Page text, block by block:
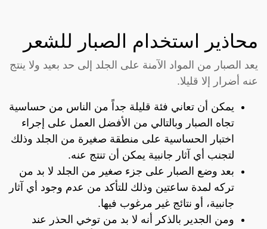
محاذير استخدام الصبار للشعر
يعد الصبار من المواد الآمنة على الجلد إلى حد بعيد ولا ينتج
عنه أضرار إلا قليلا.
يمكن أن تعاني فئة قليلة جداً من الناس من حساسية
تجاه الصبار وبالتالي من الأفضل العمل على إجراء
اختبار الحساسية على منطقة صغيرة من الجلد وذلك
لتجنب أي آثار جانبية يمكن أن تنتج عنه.
بعد وضع الصبار على جزء صغير من الجلد لا بد من
تركه لمدة ساعتين وذلك للتأكد من عدم وجود أي آثار
جانبية، أو نتائج غير مرغوب فيها.
ومن الجدير بالذكر أنه لا بد من توخي الحذر عند